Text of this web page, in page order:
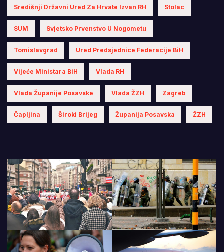
Središnji Državni Ured Za Hrvate Izvan RH Stolac
SUM Svjetsko Prvenstvo U Nogometu
Tomislavgrad Ured Predsjednice Federacije BiH
Vijeće Ministara BiH Vlada RH
Vlada Županije Posavske Vlada ŽZH Zagreb
Čapljina Široki Brijeg Županija Posavska ŽZH